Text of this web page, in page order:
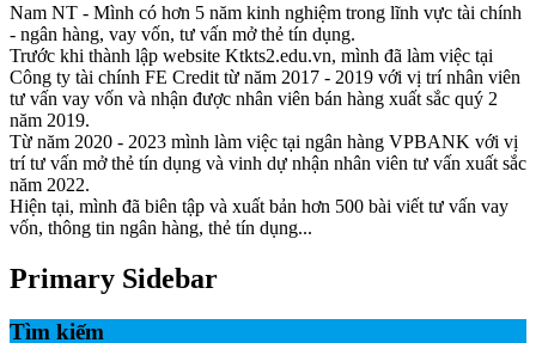
Nam NT - Mình có hơn 5 năm kinh nghiệm trong lĩnh vực tài chính
- ngân hàng, vay vốn, tư vấn mở thẻ tín dụng.
Trước khi thành lập website Ktkts2.edu.vn, mình đã làm việc tại
Công ty tài chính FE Credit từ năm 2017 - 2019 với vị trí nhân viên
tư vấn vay vốn và nhận được nhân viên bán hàng xuất sắc quý 2
năm 2019.
Từ năm 2020 - 2023 mình làm việc tại ngân hàng VPBANK với vị
trí tư vấn mở thẻ tín dụng và vinh dự nhận nhân viên tư vấn xuất sắc
năm 2022.
Hiện tại, mình đã biên tập và xuất bản hơn 500 bài viết tư vấn vay
vốn, thông tin ngân hàng, thẻ tín dụng...
Primary Sidebar
Tìm kiếm